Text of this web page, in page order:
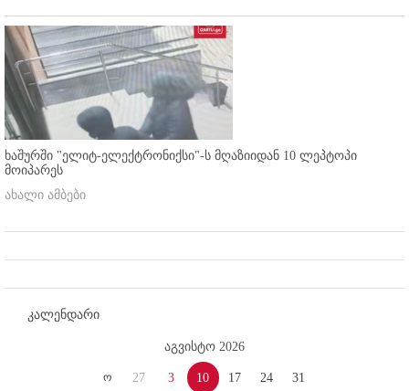
ხაშურში "ელიტ-ელექტრონიქსი"-ს მღაზიიდან 10 ლეპტოპი
მოიპარეს
ახალი ამბები
კალენდარი
აგვისტო 2026
ო 27 3 10 17 24 31